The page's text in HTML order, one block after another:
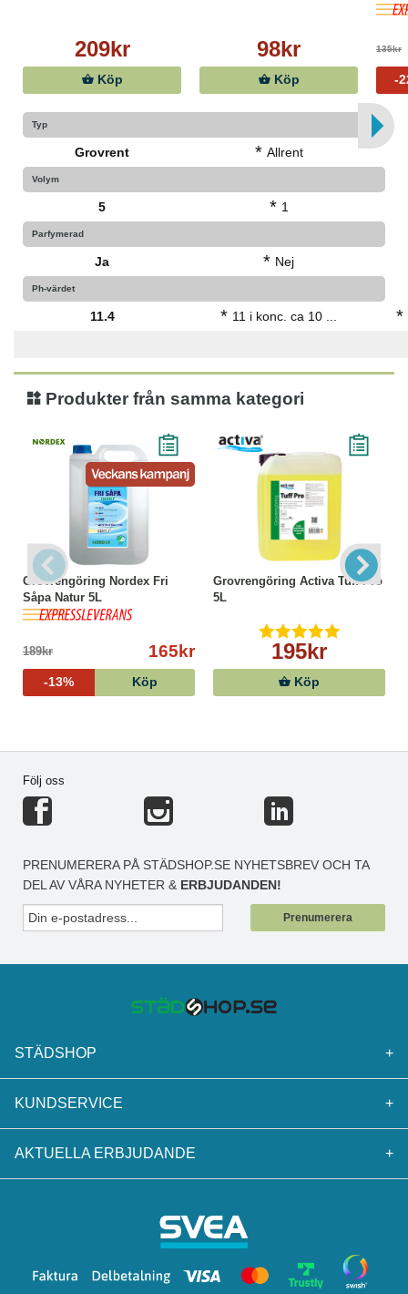
209kr
Köp
98kr
Köp
135kr
-
Typ
Grovrent * Allrent
Volym
5 * 1
Parfymerad
Ja * Nej
Ph-värdet
11.4 * 11 i konc. ca 10 ... *
Produkter från samma kategori
Grovrengöring Nordex Fri
Såpa Natur 5L
189kr 165kr
-13% Köp
Grovrengöring Activa Tuff Pro
5L
195kr
Köp
Följ oss
PRENUMERERA PÅ STÄDSHOP.SE NYHETSBREV OCH TA
DEL AV VÅRA NYHETER & ERBJUDANDEN!
Prenumerera
STÄDSHOP +
KUNDSERVICE +
AKTUELLA ERBJUDANDE +